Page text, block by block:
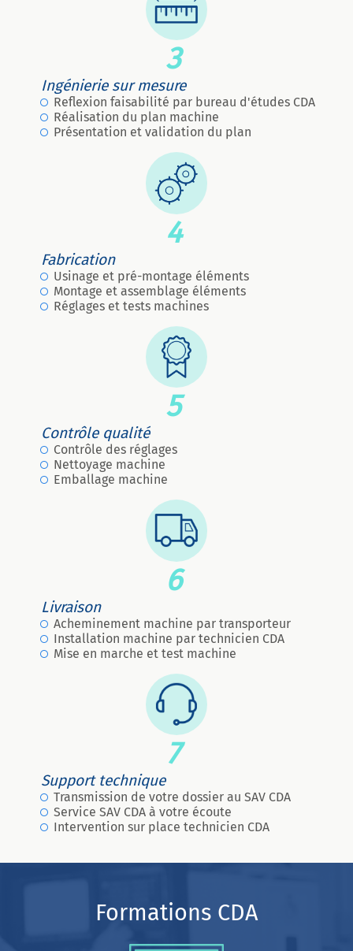
3
Ingénierie sur mesure
Reflexion faisabilité par bureau d'études CDA
Réalisation du plan machine
Présentation et validation du plan
4
Fabrication
Usinage et pré-montage éléments
Montage et assemblage éléments
Réglages et tests machines
5
Contrôle qualité
Contrôle des réglages
Nettoyage machine
Emballage machine
6
Livraison
Acheminement machine par transporteur
Installation machine par technicien CDA
Mise en marche et test machine
7
Support technique
Transmission de votre dossier au SAV CDA
Service SAV CDA à votre écoute
Intervention sur place technicien CDA
Formations CDA